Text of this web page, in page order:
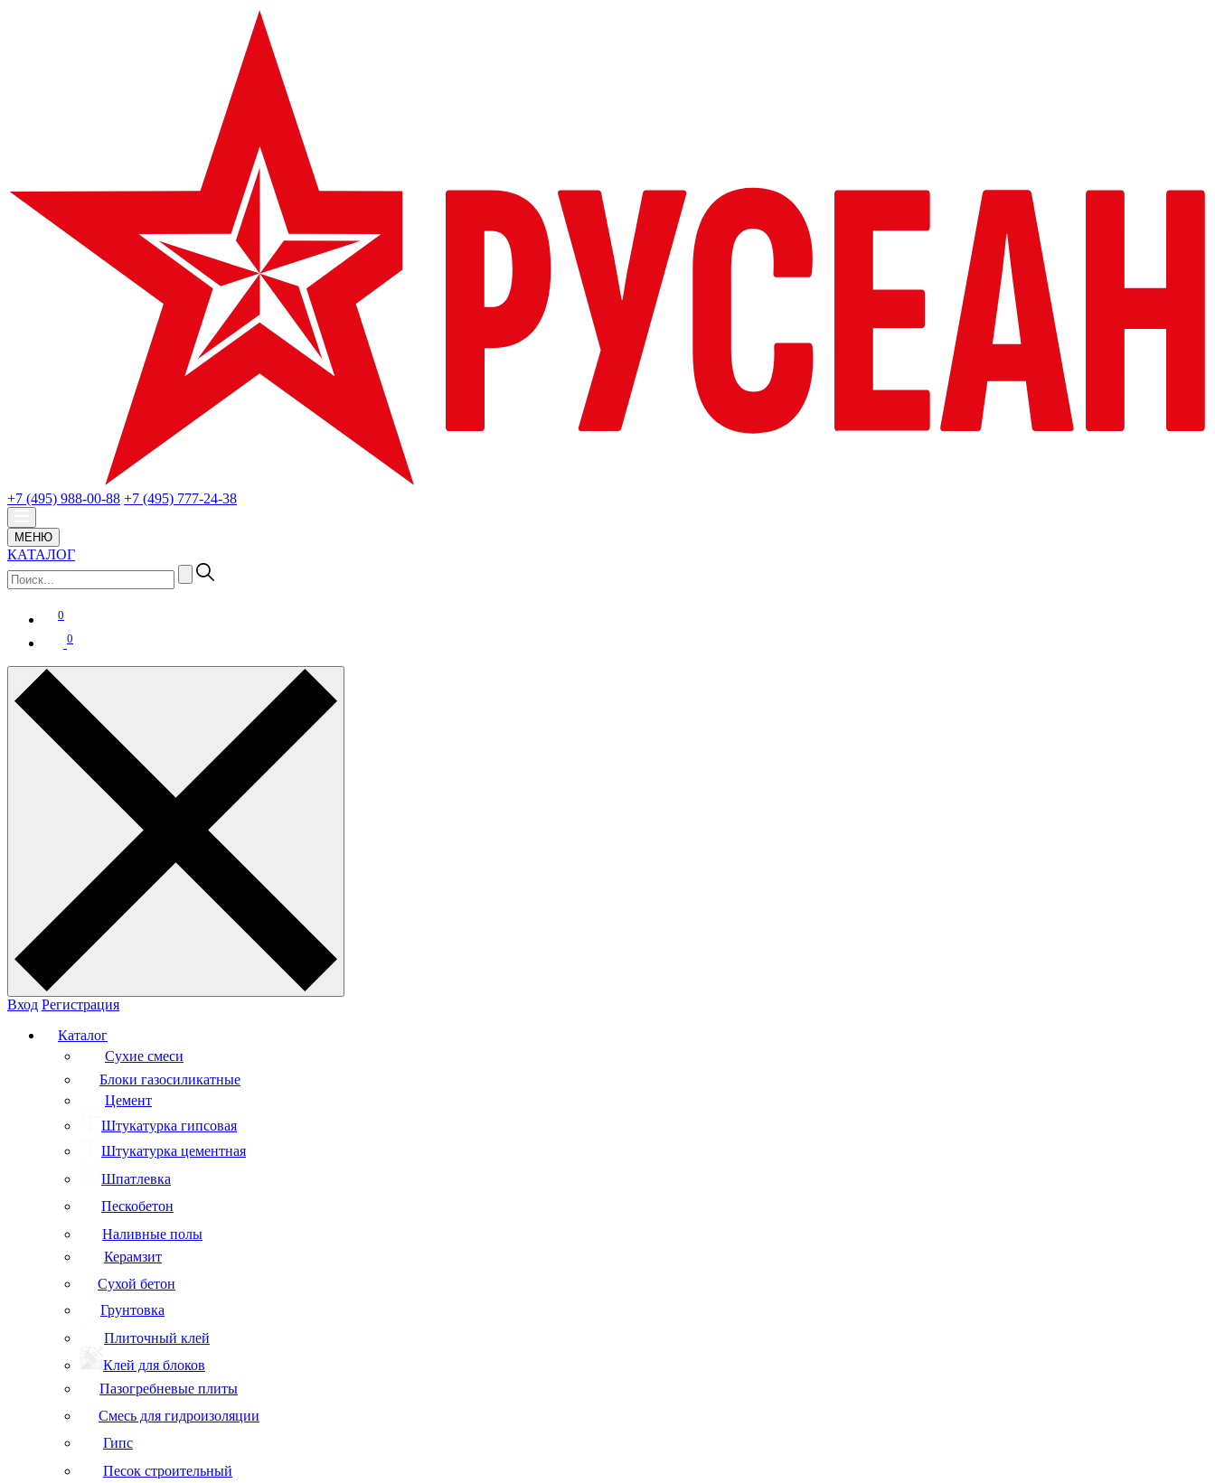
+7 (495) 988-00-88 +7 (495) 777-24-38
МЕНЮ
КАТАЛОГ
0
0
Вход Регистрация
Каталог
Сухие смеси
Блоки газосиликатные
Цемент
Штукатурка гипсовая
Штукатурка цементная
Шпатлевка
Пескобетон
Наливные полы
Керамзит
Сухой бетон
Грунтовка
Плиточный клей
Клей для блоков
Пазогребневые плиты
Смесь для гидроизоляции
Гипс
Песок строительный